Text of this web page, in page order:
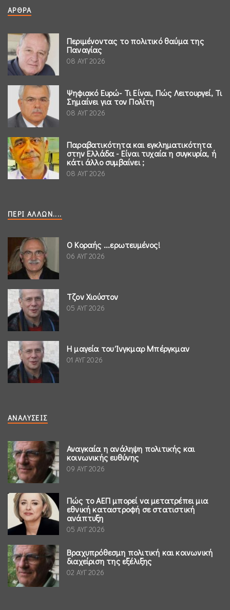
ΆΡΘΡΑ
Περιμένοντας το πολιτικό θαύμα της
Παναγίας
08 ΑΥΓ 2026
Ψηφιακό Ευρώ- Τι Είναι, Πώς Λειτουργεί, Τι
Σημαίνει για τον Πολίτη
08 ΑΥΓ 2026
Παραβατικότητα και εγκληματικότητα
στην Ελλάδα - Είναι τυχαία η συγκυρία, ή
κάτι άλλο συμβαίνει ;
08 ΑΥΓ 2026
ΠΕΡΊ ΆΛΛΩΝ....
Ο Κοραής ...ερωτευμένος!
06 ΑΥΓ 2026
Τζον Χιούστον
05 ΑΥΓ 2026
Η μαγεία του Ίνγκμαρ Μπέργκμαν
01 ΑΥΓ 2026
ΑΝΑΛΎΣΕΙΣ
Αναγκαία η ανάληψη πολιτικής και
κοινωνικής ευθύνης
09 ΑΥΓ 2026
Πώς το ΑΕΠ μπορεί να μετατρέπει μια
εθνική καταστροφή σε στατιστική
ανάπτυξη
05 ΑΥΓ 2026
Βραχυπρόθεσμη πολιτική και κοινωνική
διαχείριση της εξέλιξης
02 ΑΥΓ 2026